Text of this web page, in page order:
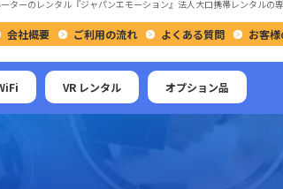
ターのレンタル『ジャパンエモーション』法人大口携帯レンタルの
会社概要 ご利用の流れ よくある質問 お客様
VR レンタル オプション品